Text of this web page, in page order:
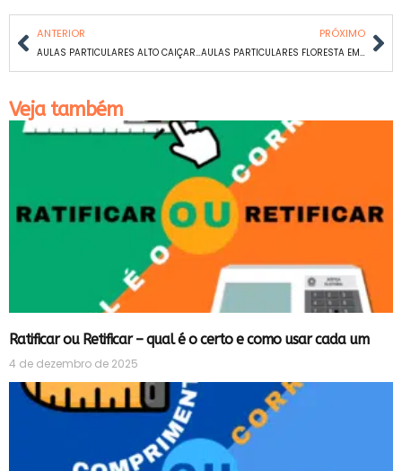
ANTERIOR
AULAS PARTICULARES ALTO CAIÇARAS EM BH
PRÓXIMO
AULAS PARTICULARES FLORESTA EM BH
Veja também
Ratificar ou Retificar – qual é o certo e como usar cada um
4 de dezembro de 2025